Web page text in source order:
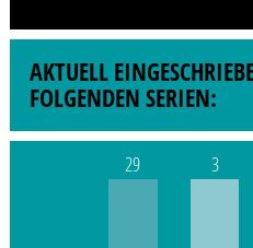
AKTUELL
FOLGENDEN SERIEN:
29 3